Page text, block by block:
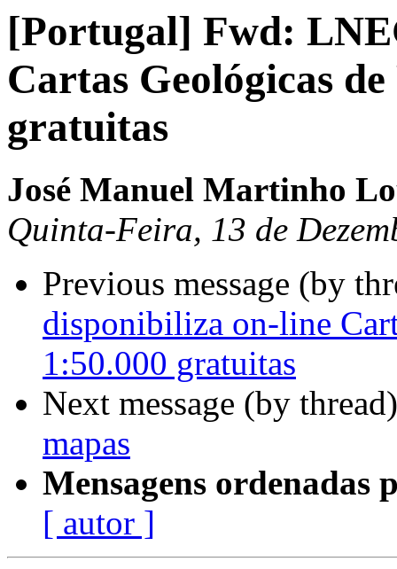
[Portugal] Fwd:
Cartas Geológicas
gratuitas
José Manuel Martinho
Quinta-Feira, 13 de
Previous message (by
disponibiliza on-line
1:50.000 gratuitas
Next message (by
mapas
Mensagens ordenadas
[ autor ]